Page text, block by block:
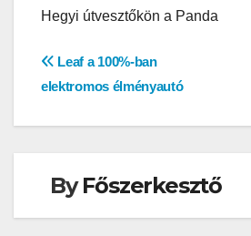
Hegyi útvesztőkön a Panda
Bejegyzés
navigáció
Leaf a 100%-ban
elektromos élményautó
ByFőszerkesztő